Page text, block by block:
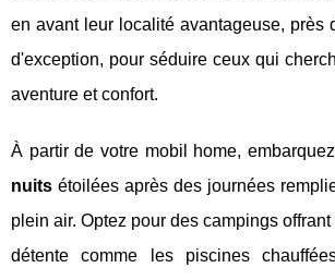
en avant leur localité avantageuse, près
d'exception, pour séduire ceux qui
aventure et confort.
À partir de votre mobil home,
nuits étoilées après des journées
plein air. Optez pour des campings
détente comme les piscines